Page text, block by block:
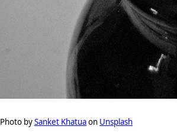
Photo bySanket Khatuaon Unsplash